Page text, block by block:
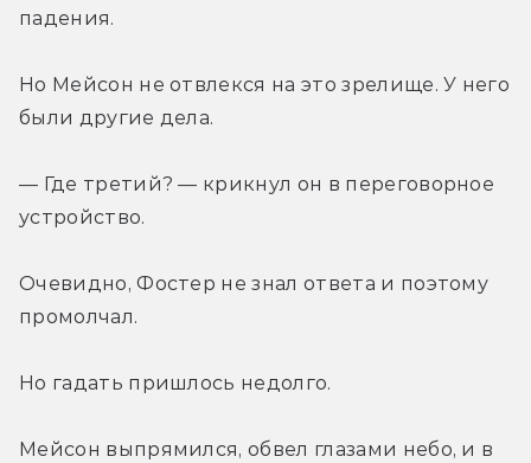
падения.
Но Мейсон не отвлекся на это зрелище. У него
были другие дела.
— Где третий? — крикнул он в переговорное
устройство.
Очевидно, Фостер не знал ответа и поэтому
промолчал.
Но гадать пришлось недолго.
Мейсон выпрямился, обвел глазами небо, и в